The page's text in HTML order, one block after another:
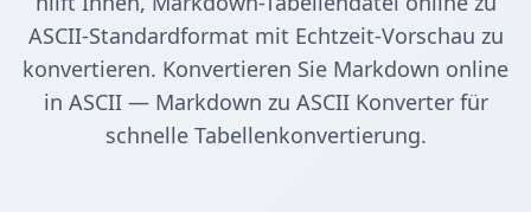
ASCII-Standardformat mit Echtzeit-Vorschau zu
konvertieren. Konvertieren Sie Markdown online
in ASCII — Markdown zu ASCII Konverter für
schnelle Tabellenkonvertierung.